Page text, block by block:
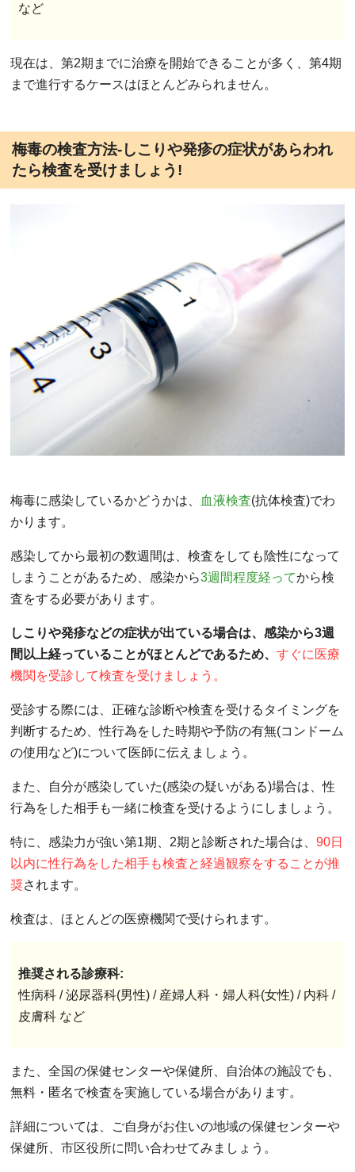
など
現在は、第2期までに治療を開始できることが多く、第4期
まで進行するケースはほとんどみられません。
梅毒の検査方法-しこりや発疹の症状があらわれ
たら検査を受けましょう!
梅毒に感染しているかどうかは、 血液検査(抗体検査)でわ
かります。
感染してから最初の数週間は、検査をしても陰性になって
しまうことがあるため、感染から3週間程度経ってから検
査をする必要があります。
しこりや発疹などの症状が出ている場合は、感染から3週
間以上経っていることがほとんどであるため、 すぐに医療
機関を受診して検査を受けましょう。
受診する際には、正確な診断や検査を受けるタイミングを
判断するため、性行為をした時期や予防の有無(コンドーム
の使用など)について医師に伝えましょう。
また、自分が感染していた(感染の疑いがある)場合は、性
行為をした相手も一緒に検査を受けるようにしましょう。
特に、感染力が強い第1期、2期と診断された場合は、 90日
以内に性行為をした相手も検査と経過観察をすることが推
奨されます。
検査は、ほとんどの医療機関で受けられます。
推奨される診療科:
性病科 / 泌尿器科(男性) / 産婦人科・婦人科(女性) / 内科 /
皮膚科 など
また、全国の保健センターや保健所、自治体の施設でも、
無料・匿名で検査を実施している場合があります。
詳細については、ご自身がお住いの地域の保健センターや
保健所、市区役所に問い合わせてみましょう。